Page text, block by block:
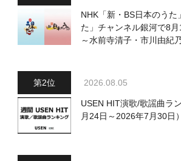
NHK「新・BS日本のうた
た」チャンネル銀河で8
～水前寺清子・市川由紀
2026.08.05
USEN HIT演歌/歌謡曲ラ
月24日～2026年7月30日）